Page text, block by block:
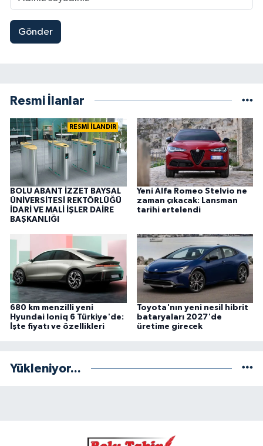
Gönder
Resmi İlanlar
RESMİ İLANDIR
BOLU ABANT İZZET BAYSAL
ÜNİVERSİTESİ REKTÖRLÜĞÜ
İDARİ VE MALİ İŞLER DAİRE
BAŞKANLIĞI
Yeni Alfa Romeo Stelvio ne
zaman çıkacak: Lansman
tarihi ertelendi
680 km menzilli yeni
Hyundai Ioniq 6 Türkiye'de:
İşte fiyatı ve özellikleri
Toyota'nın yeni nesil hibrit
bataryaları 2027'de
üretime girecek
Yükleniyor...